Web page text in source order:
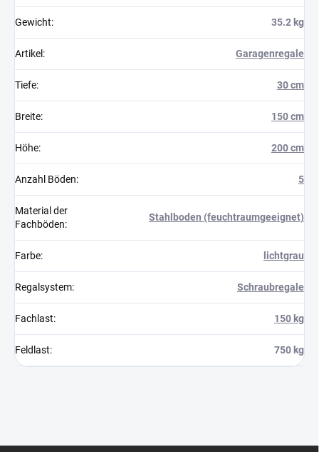
Gewicht: 35.2 kg
Artikel : Garagenregale
Tiefe: 30 cm
Breite: 150 cm
Höhe: 200 cm
Anzahl Böden: 5
Material der
Fachböden:
Stahlboden (feuchtraumgeeignet)
Farbe: lichtgrau
Regalsystem: Schraubregale
Fachlast: 150 kg
Feldlast: 750 kg